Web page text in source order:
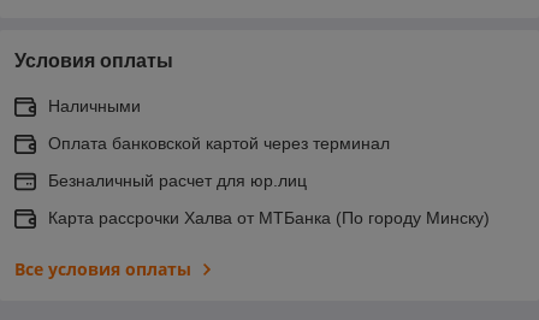
Условия оплаты
Наличными
Оплата банковской картой через терминал
Безналичный расчет для юр.лиц
Карта рассрочки Халва от МТБанка (По городу Минску)
Все условия оплаты